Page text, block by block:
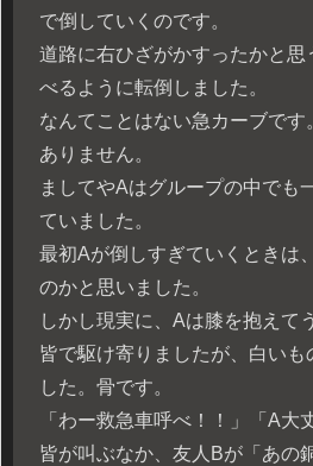
で倒していくのです。
道路に右ひざがかすったかと思
べるように転倒しました。
なんてことはない急カーブです
ありません。
ましてやAはグループの中でも
ていました。
最初Aが倒しすぎていくときは
のかと思いました。
しかし現実に、Aは膝を抱えて
皆で駆け寄りましたが、白いも
した。骨です。
「わー救急車呼べ！！」「A大
皆が叫ぶなか、友人Bが「あの